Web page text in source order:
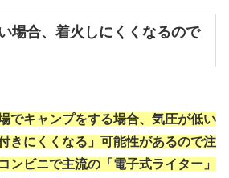
場合、着火しにくくなるので
でキャンプをする場合、気圧が低い
きにくくなる」可能性があるので注
ビニで主流の「電子式ライター」